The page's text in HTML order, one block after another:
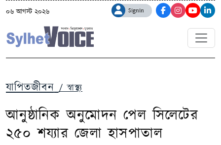
০৬ আগস্ট ২০২৬ Signin
যাপিতজীবন / স্বাস্থ্য
আনুষ্ঠানিক অনুমোদন পেল সিলেটের
২৫০ শয্যার জেলা হাসপাতাল